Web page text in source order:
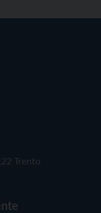
Trento